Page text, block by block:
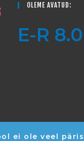
ei ole veel
OLEME AVATUD:
E-R